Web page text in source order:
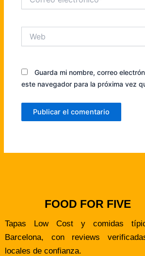
electrónico*
Guarda mi nombre, correo
este navegador para la próxima vez
FOOD FOR FIVE
Tapas Low Cost y comidas
Barcelona, con reviews
locales de confianza.